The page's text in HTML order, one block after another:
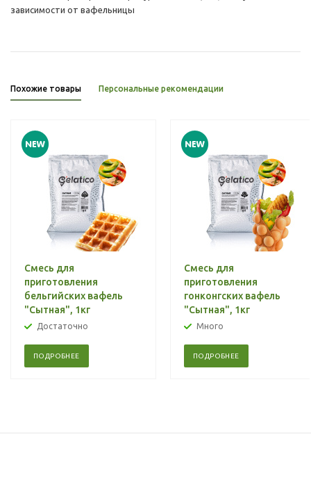
зависимости от вафельницы
Похожие товары Персональные рекомендации
Смесь для
приготовления
бельгийских вафель
"Сытная", 1кг
Достаточно
ПОДРОБНЕЕ
Смесь для
приготовления
гонконгских вафель
"Сытная", 1кг
Много
ПОДРОБНЕЕ